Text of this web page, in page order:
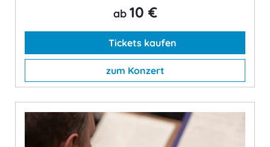
ab 10 €
Tickets kaufen
zum Konzert